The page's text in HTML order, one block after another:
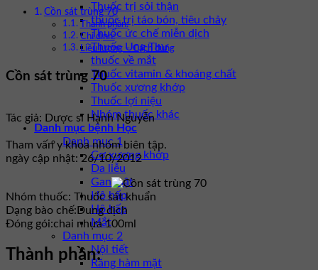
Thuốc trị sỏi thận
thuốc trị táo bón, tiêu chảy
Thuốc ức chế miễn dịch
Thuốc Ung Thư
thuốc về mắt
Thuốc vitamin & khoáng chất
Thuốc xương khớp
Thuốc lợi niệu
Nhóm thuốc khác
Danh mục bệnh Học
Danh mục 1
Cơ xương khớp
Da liễu
Gan mật
Hô hấp
Hô hấp
Mắt
Danh mục 2
Nội tiết
Răng hàm mặt
Cồn sát trùng 70
Thành phần:
Chỉ định:
Liều lượng – Cách dùng
Cồn sát trùng 70
Tác giả: Dược sĩ Hạnh Nguyễn
Tham vấn y khoa nhóm biên tập.
ngày cập nhật: 26/10/2012
Nhóm thuốc: Thuốc sát khuẩn
Dạng bào chế: Dung dịch
Đóng gói:chai nhựa 100ml
Thành phần: